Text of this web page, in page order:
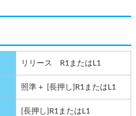
リリース R1またはL1
照準 + [長押し]R1またはL1
[長押し]R1またはL1